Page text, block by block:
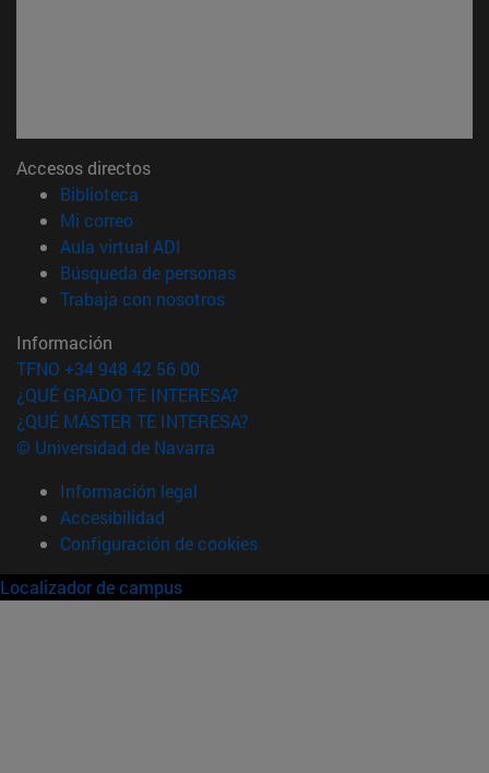
Accesos directos
Biblioteca
Mi correo(abre en nueva ventana)
Aula virtual ADI
Búsqueda de personas(abre en nueva ventana)
Trabaja con nosotros(abre en nueva ventana)
Información
TFNO +34 948 42 56 00
¿QUÉ GRADO TE INTERESA?
¿QUÉ MÁSTER TE INTERESA?
© Universidad de Navarra
Información legal
Accesibilidad
Configuración de cookies
Localizador de campus